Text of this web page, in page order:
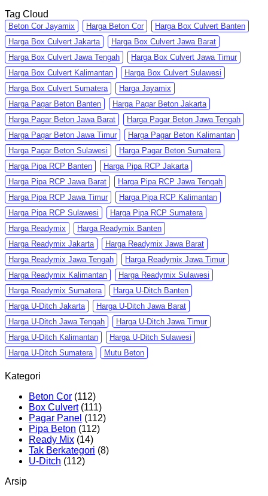
Tag Cloud
Beton Cor Jayamix Harga Beton Cor
Harga Box Culvert Banten
Harga Box Culvert Jakarta
Harga Box Culvert Jawa Barat
Harga Box Culvert Jawa Tengah
Harga Box Culvert Jawa Timur
Harga Box Culvert Kalimantan
Harga Box Culvert Sulawesi
Harga Box Culvert Sumatera
Harga Jayamix
Harga Pagar Beton Banten
Harga Pagar Beton Jakarta
Harga Pagar Beton Jawa Barat
Harga Pagar Beton Jawa Tengah
Harga Pagar Beton Jawa Timur
Harga Pagar Beton Kalimantan
Harga Pagar Beton Sulawesi
Harga Pagar Beton Sumatera
Harga Pipa RCP Banten
Harga Pipa RCP Jakarta
Harga Pipa RCP Jawa Barat
Harga Pipa RCP Jawa Tengah
Harga Pipa RCP Jawa Timur
Harga Pipa RCP Kalimantan
Harga Pipa RCP Sulawesi
Harga Pipa RCP Sumatera
Harga Readymix
Harga Readymix Banten
Harga Readymix Jakarta
Harga Readymix Jawa Barat
Harga Readymix Jawa Tengah
Harga Readymix Jawa Timur
Harga Readymix Kalimantan
Harga Readymix Sulawesi
Harga Readymix Sumatera
Harga U-Ditch Banten
Harga U-Ditch Jakarta
Harga U-Ditch Jawa Barat
Harga U-Ditch Jawa Tengah
Harga U-Ditch Jawa Timur
Harga U-Ditch Kalimantan
Harga U-Ditch Sulawesi
Harga U-Ditch Sumatera
Mutu Beton
Kategori
Beton Cor (112)
Box Culvert(111)
Pagar Panel (112)
Pipa Beton (112)
Ready Mix (14)
Tak Berkategori (8)
U-Ditch (112)
Arsip